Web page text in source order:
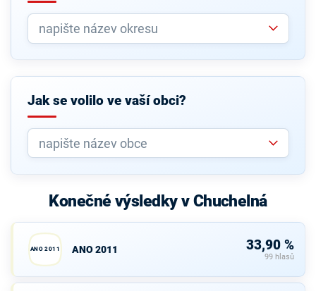
Jak se volilo ve vaší obci?
Konečné výsledky v Chuchelná
ANO 2011 ANO 2011 33,90 %
99 hlasů